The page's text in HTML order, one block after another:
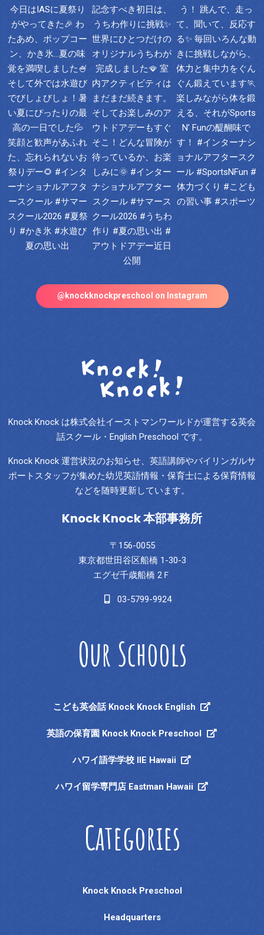
@knockknockpreschool on Instagram
Knock Knock は株式会社イーストマンワールドが運営する英会
話スクール・English Preschool です。
Knock Knock 運営状況のお知らせ、英語講師やバイリンガルサ
ポートスタッフが集めた幼児英語情報・保育士による保育情報
などを随時更新しています。
Knock Knock 本部事務所
〒156-0055
東京都世田谷区船橋 1-30-3
エグゼ千歳船橋 2Ｆ
03-5799-9924
Our Schools
こども英会話 Knock Knock English
英語の保育園 Knock Knock Preschool
ハワイ語学学校 IIE Hawaii
ハワイ留学専門店 Eastman Hawaii
Categories
Knock Knock Preschool
Headquarters